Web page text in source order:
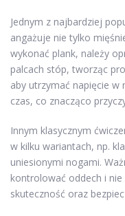
Jednym z najbardziej
angażuje nie tylko
wykonać plank, należy
palcach stóp, tworząc
aby utrzymać napięcie w
czas, co znacząco
Innym klasycznym
w kilku wariantach, np.
uniesionymi nogami.
kontrolować oddech i nie
skuteczność oraz